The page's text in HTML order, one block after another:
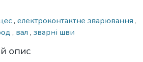
, електроконтактне зварювання ,
, вал , зварні шви
опис